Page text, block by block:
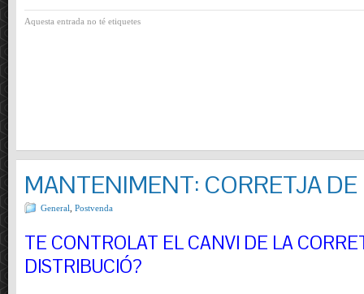
Aquesta entrada no té etiquetes
MANTENIMENT: CORRETJA
General Postvenda
TE CONTROLAT EL CANVI DE LA
DISTRIBUCIÓ?